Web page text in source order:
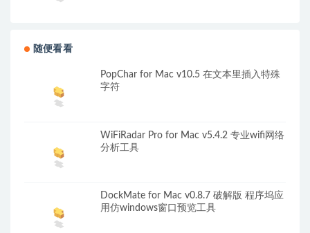
随便看看
PopChar for Mac v10.5 在文本里插入特殊
字符
WiFiRadar Pro for Mac v5.4.2 专业wifi网络
分析工具
DockMate for Mac v0.8.7 破解版 程序坞应
用仿windows窗口预览工具